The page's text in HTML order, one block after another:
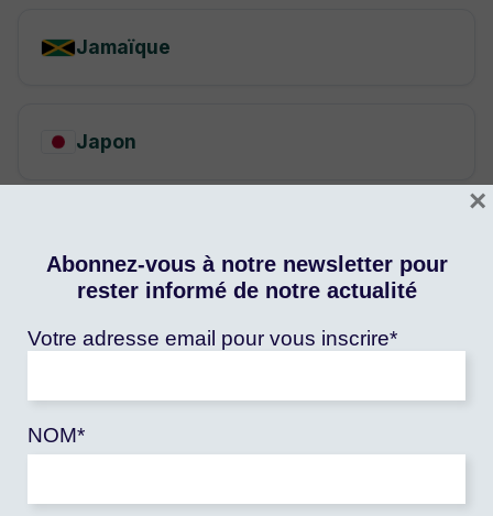
Abonnez-vous à notre newsletter pour
rester informé de notre actualité
Votre adresse email pour vous inscrire*
NOM*
×